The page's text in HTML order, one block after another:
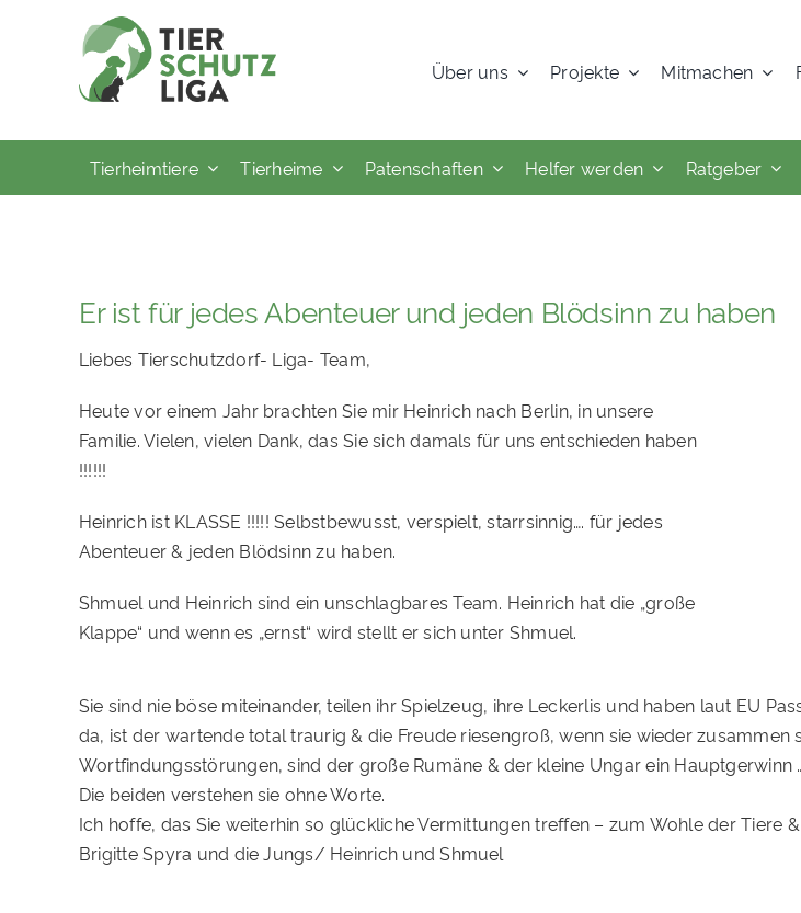
Über uns Projekte Mitmachen
Tierheimtiere Tierheime Patenschaften Helfer werden Ratgeber
Er ist für jedes Abenteuer und jeden Blödsinn zu haben
Liebes Tierschutzdorf- Liga- Team,
Heute vor einem Jahr brachten Sie mir Heinrich nach Berlin, in unsere
Familie. Vielen, vielen Dank, das Sie sich damals für uns entschieden haben
!!!!!!
Heinrich ist KLASSE !!!!! Selbstbewusst, verspielt, starrsinnig…. für jedes
Abenteuer & jeden Blödsinn zu haben.
Shmuel und Heinrich sind ein unschlagbares Team. Heinrich hat die „große
Klappe“ und wenn es „ernst“ wird stellt er sich unter Shmuel.
Sie sind nie böse miteinander, teilen ihr Spielzeug, ihre Leckerlis und haben laut EU
da, ist der wartende total traurig & die Freude riesengroß, wenn sie wieder zusammen
Wortfindungsstörungen, sind der große Rumäne & der kleine Ungar ein Hauptgerwinn
Die beiden verstehen sie ohne Worte.
Ich hoffe, das Sie weiterhin so glückliche Vermittungen treffen – zum Wohle der Tiere
Brigitte Spyra und die Jungs/ Heinrich und Shmuel